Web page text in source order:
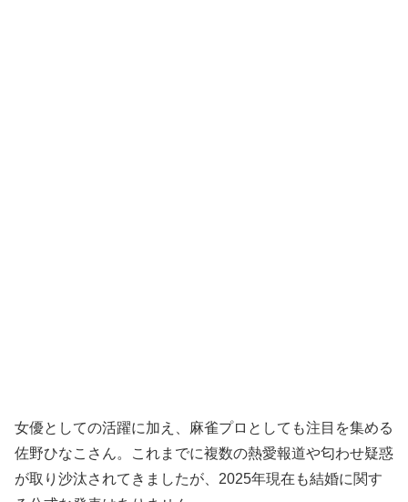
女優としての活躍に加え、麻雀プロとしても注目を集める
佐野ひなこさん。これまでに複数の熱愛報道や匂わせ疑惑
が取り沙汰されてきましたが、2025年現在も結婚に関す